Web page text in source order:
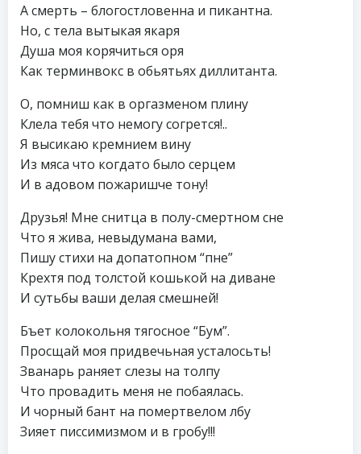
А смерть – блогостловенна и пикантна.
Но, с тела вытыкая якаря
Душа моя корячиться оря
Как терминвокс в обьятьях диллитанта.
О, помниш как в оргазменом плину
Клела тебя что немогу согрется!..
Я высикаю кремнием вину
Из мяса что когдато было серцем
И в адовом пожаришче тону!
Друзья! Мне снитца в полу-смертном сне
Что я жива, невыдумана вами,
Пишу стихи на допатопном “пне”
Крехтя под толстой кошькой на диване
И сутьбы ваши делая смешней!
Бъет колокольня тягосное “Бум”.
Просщай моя придвечьная усталосьть!
Званарь раняет слезы на толпу
Что провадить меня не побаялась.
И чорный бант на помертвелом лбу
Зияет писсимизмом и в гробу!!!